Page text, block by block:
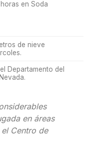
en Soda
de nieve
Departamento del
en áreas
Centro de